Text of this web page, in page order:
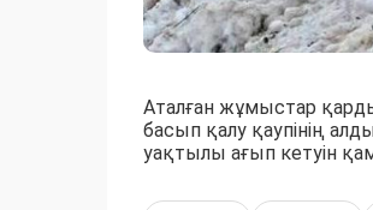
Аталған жұмыстар
басып қалу қаупінің
уақтылы ағып кетуін